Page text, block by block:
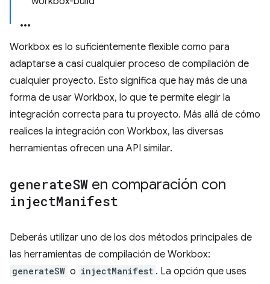
Workbox es lo suficientemente flexible como para
adaptarse a casi cualquier proceso de compilación de
cualquier proyecto. Esto significa que hay más de una
forma de usar Workbox, lo que te permite elegir la
integración correcta para tu proyecto. Más allá de cómo
realices la integración con Workbox, las diversas
herramientas ofrecen una API similar.
generateSW en comparación con
injectManifest
Deberás utilizar uno de los dos métodos principales de
las herramientas de compilación de Workbox:
generateSW o injectManifest . La opción que uses